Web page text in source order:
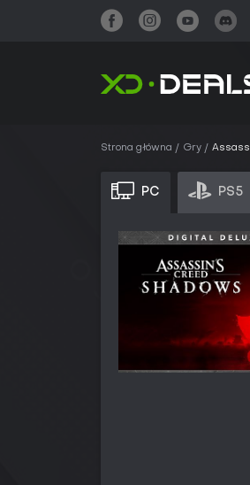
Strona główna Gry
PC PS5